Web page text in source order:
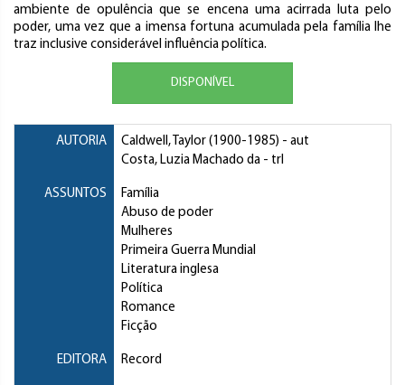
ambiente de opulência que se encena uma acirrada luta pelo
poder, uma vez que a imensa fortuna acumulada pela família lhe
traz inclusive considerável influência política.
DISPONÍVEL
AUTORIA Caldwell, Taylor (1900-1985) - aut
Costa, Luzia Machado da - trl
ASSUNTOS
Família
Abuso de poder
Mulheres
Primeira Guerra Mundial
Literatura inglesa
Política
Romance
Ficção
EDITORA Record